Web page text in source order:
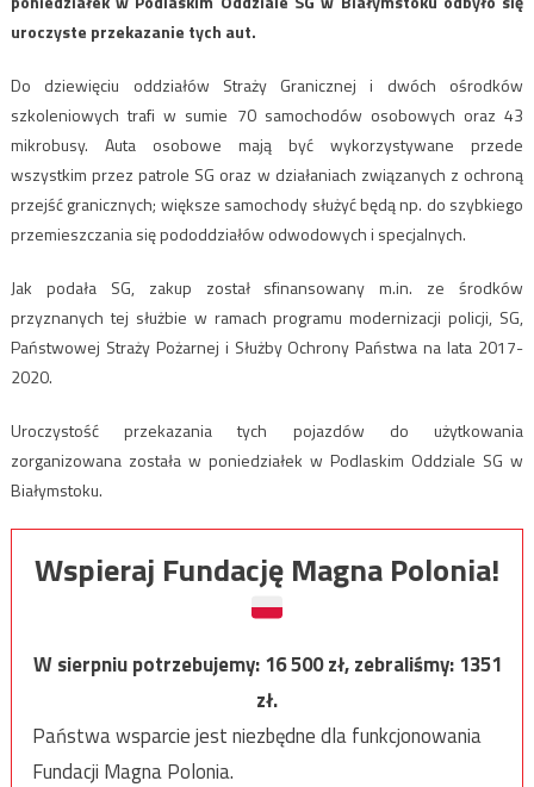
uroczyste przekazanie tych aut.
Do dziewięciu oddziałów Straży Granicznej i dwóch ośrodków
szkoleniowych trafi w sumie 70 samochodów osobowych oraz 43
mikrobusy. Auta osobowe mają być wykorzystywane przede
wszystkim przez patrole SG oraz w działaniach związanych z ochroną
przejść granicznych; większe samochody służyć będą np. do szybkiego
przemieszczania się pododdziałów odwodowych i specjalnych.
Jak podała SG, zakup został sfinansowany m.in. ze środków
przyznanych tej służbie w ramach programu modernizacji policji, SG,
Państwowej Straży Pożarnej i Służby Ochrony Państwa na lata 2017-
2020.
Uroczystość przekazania tych pojazdów do użytkowania
zorganizowana została w poniedziałek w Podlaskim Oddziale SG w
Białymstoku.
Wspieraj Fundację Magna Polonia!
W sierpniu potrzebujemy:16 500zł, zebraliśmy:1351
zł.
Państwa wsparcie jest niezbędne dla funkcjonowania
Fundacji Magna Polonia.